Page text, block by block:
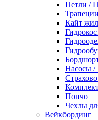
Петли /
Трапеции
Кайт
Насосы
Пончо
Чехлы
Вейкбординг